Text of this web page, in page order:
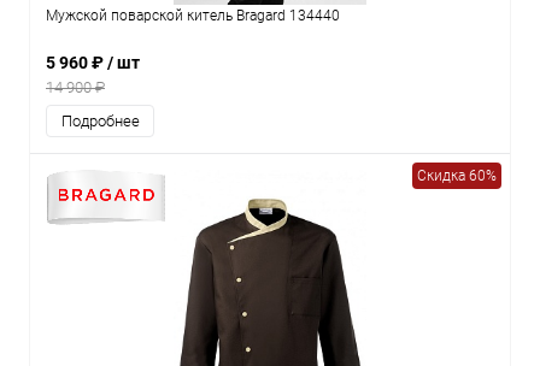
Мужской поварской китель Bragard 134440
5 960 ₽/ шт
14 900 ₽
Подробнее
Скидка 60%